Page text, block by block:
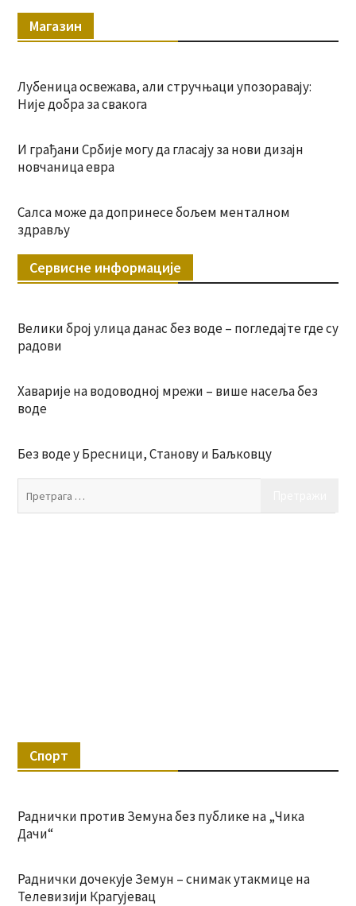
Магазин
Лубеница освежава, али стручњаци упозоравају:
Није добра за свакога
И грађани Србије могу да гласају за нови дизајн
новчаница евра
Салса може да допринесе бољем менталном
здрављу
Сервисне информације
Велики број улица данас без воде – погледајте где су
радови
Хаварије на водоводној мрежи – више насеља без
воде
Без воде у Бресници, Станову и Баљковцу
Спорт
Раднички против Земуна без публике на „Чика
Дачи“
Раднички дочекује Земун – снимак утакмице на
Телевизији Крагујевац